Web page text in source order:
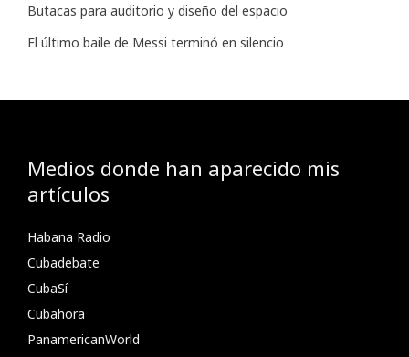
Butacas para auditorio y diseño del espacio
El último baile de Messi terminó en silencio
Medios donde han aparecido mis
artículos
Habana Radio
Cubadebate
CubaSí
Cubahora
PanamericanWorld